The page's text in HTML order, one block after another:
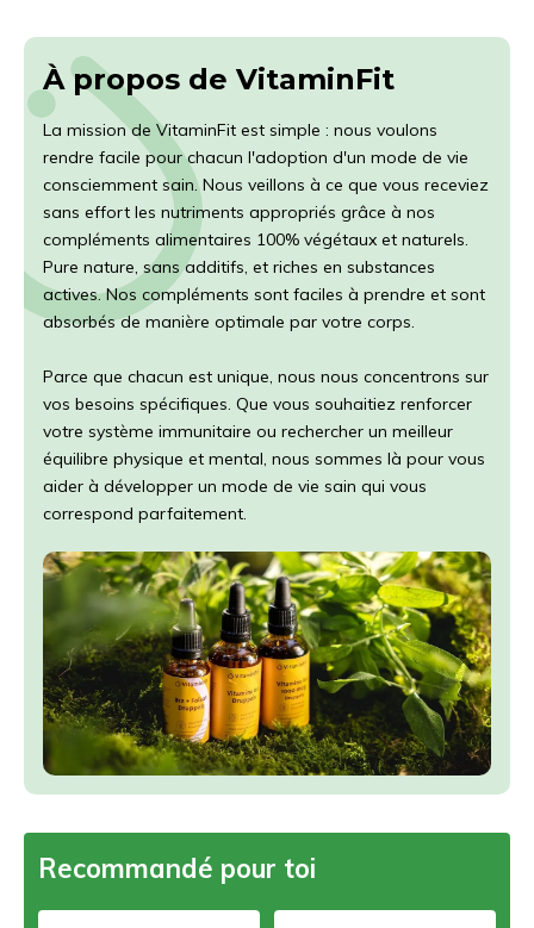
À propos de VitaminFit
La mission de VitaminFit est simple : nous voulons
rendre facile pour chacun l'adoption d'un mode de vie
consciemment sain. Nous veillons à ce que vous receviez
sans effort les nutriments appropriés grâce à nos
compléments alimentaires 100% végétaux et naturels.
Pure nature, sans additifs, et riches en substances
actives. Nos compléments sont faciles à prendre et sont
absorbés de manière optimale par votre corps.
Parce que chacun est unique, nous nous concentrons sur
vos besoins spécifiques. Que vous souhaitiez renforcer
votre système immunitaire ou rechercher un meilleur
équilibre physique et mental, nous sommes là pour vous
aider à développer un mode de vie sain qui vous
correspond parfaitement.
Recommandé pour toi